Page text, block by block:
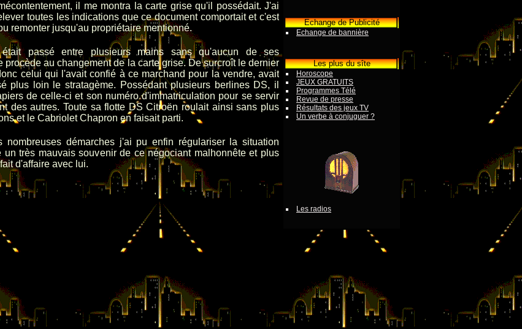
Echange de Publicité
Echange de bannière
Les plus du sîte
Horoscope
JEUX GRATUITS
Programmes Télé
Revue de presse
Résultats des jeux TV
Un verbe à conjuguer ?
Les radios
il me montra la carte grise qu'il possédait. J'ai
toutes les indications que ce document comportait et c'est
remonter jusqu'au propriétaire mentionné.
passé entre plusieurs mains sans qu'aucun de ses
procède au changement de la carte grise. De surcroît le dernier
celui qui l'avait confié à ce marchand pour la vendre, avait
plus loin le stratagème. Possédant plusieurs berlines DS, il
de celle-ci et son numéro d'immatriculation pour se servir
des autres. Toute sa flotte DS Citroën roulait ainsi sans plus
et le Cabriolet Chapron en faisait parti.
nombreuses démarches j'ai pu enfin régulariser la situation
un très mauvais souvenir de ce négociant malhonnête et plus
d'affaire avec lui.